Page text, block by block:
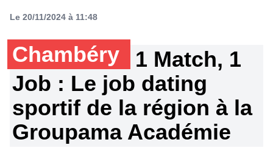
Le 20/11/2024 à 11:48
Chambéry
1 Match, 1
Job : Le job dating
sportif de la région à la
Groupama Académie